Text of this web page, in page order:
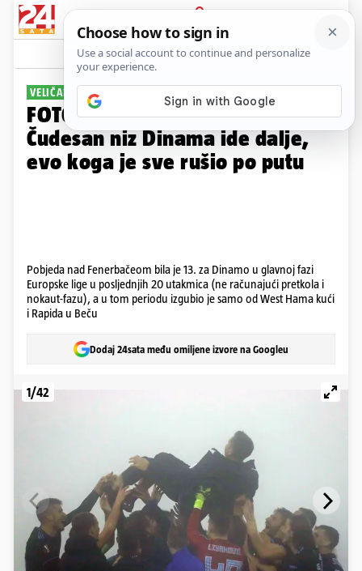
PRIJAVA
Galerija Komentari
VELIČANSTVENA SERIJA
FOTO Stvoren za Europsku ligu:
Čudesan niz Dinama ide dalje,
evo koga je sve rušio po putu
Pobjeda nad Fenerbačeom bila je 13. za Dinamo u glavnoj fazi
Europske lige u posljednjih 20 utakmica (ne računajući pretkola i
nokaut-fazu), a u tom periodu izgubio je samo od West Hama kući
i Rapida u Beču
Dodaj 24sata među omiljene izvore na Googleu
1/42